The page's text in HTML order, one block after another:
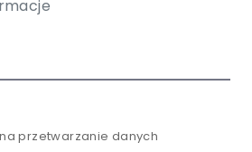
przetwarzanie danych